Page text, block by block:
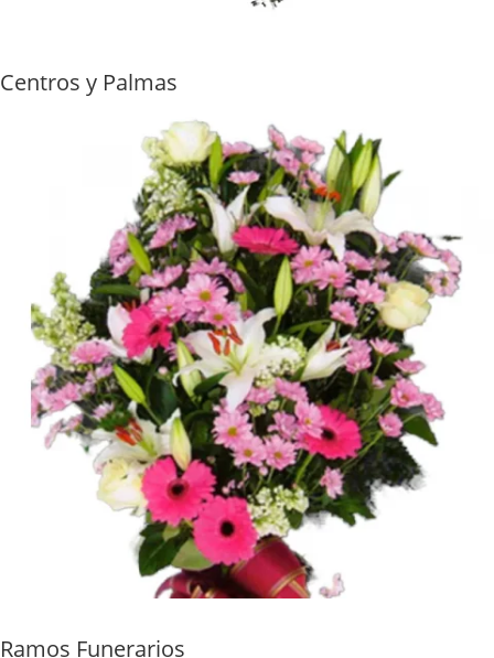
Centros y Palmas
Ramos Funerarios